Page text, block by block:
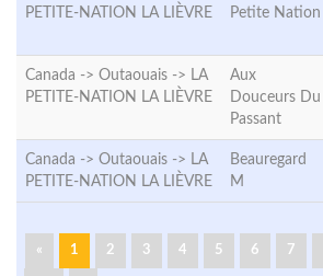
PETITE-NATION LA LIÈVRE
Petite Nation
Canada -> Outaouais -> LA
PETITE-NATION LA LIÈVRE
Aux
Douceurs Du
Passant
Canada -> Outaouais -> LA
PETITE-NATION LA LIÈVRE
Beauregard
M
« 1 2 3 4 5 6 7